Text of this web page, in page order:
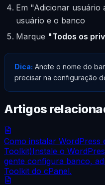
Em "Adicionar usuário
usuário e o banco
Marque "Todos os
Dica: Anote o nome do
precisar na configuração
Artigos
Como instalar WordPress
Toolkit)Instale o
gente configura banco,
Toolkit do cPanel.